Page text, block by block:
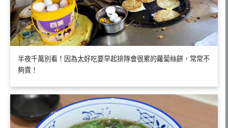
半夜千萬別看！因為太好吃要早起排隊會很累的蘿蔔絲餅，常常不
夠賣！